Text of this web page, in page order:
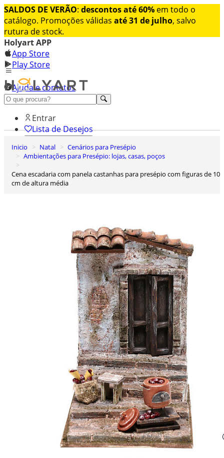
SALDOS DE VERÃO: descontos até 60% em todo o
catálogo. Promoções válidas até 31 de julho, salvo
rutura de stock.
Holyart APP
App Store
Play Store
Ajuda e contatos
Conheça premium
Entrar
Lista de Desejos
Carrinho de Compras
Inicio Natal
Cenários para Presépio
Ambientações para Presépio: lojas, casas, poços
Cena escadaria com panela castanhas para presépio com figuras de 10
cm de altura média